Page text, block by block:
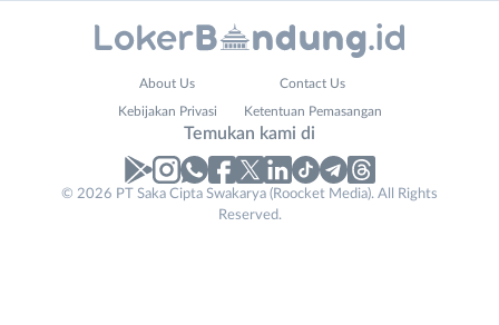
Lowongan
No. Telp /
About Us Contact Us
Kebijakan Privasi Ketentuan Pemasangan
Temukan kami di
© 2026 PT Saka Cipta Swakarya (Roocket Media). All Rights
Reserved.